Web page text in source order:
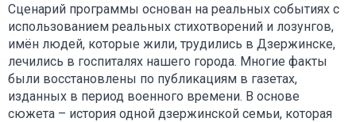
Сценарий программы основан на реальных событиях с
использованием реальных стихотворений и лозунгов,
имён людей, которые жили, трудились в Дзержинске,
лечились в госпиталях нашего города. Многие факты
были восстановлены по публикациям в газетах,
изданных в период военного времени. В основе
сюжета – история одной дзержинской семьи, которая